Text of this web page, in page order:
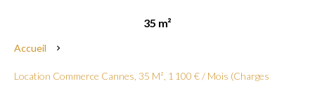
35 m²
Accueil
Location Commerce Cannes, 35 M², 1 100 € / Mois (Charges